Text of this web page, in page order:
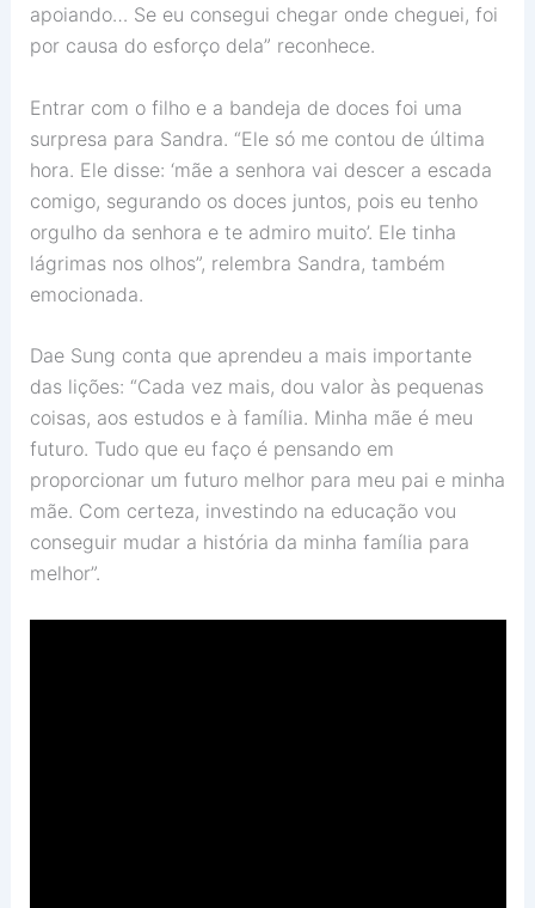
apoiando… Se eu consegui chegar onde cheguei, foi
por causa do esforço dela” reconhece.
Entrar com o filho e a bandeja de doces foi uma
surpresa para Sandra. “Ele só me contou de última
hora. Ele disse: ‘mãe a senhora vai descer a escada
comigo, segurando os doces juntos, pois eu tenho
orgulho da senhora e te admiro muito’. Ele tinha
lágrimas nos olhos”, relembra Sandra, também
emocionada.
Dae Sung conta que aprendeu a mais importante
das lições: “Cada vez mais, dou valor às pequenas
coisas, aos estudos e à família. Minha mãe é meu
futuro. Tudo que eu faço é pensando em
proporcionar um futuro melhor para meu pai e minha
mãe. Com certeza, investindo na educação vou
conseguir mudar a história da minha família para
melhor”.